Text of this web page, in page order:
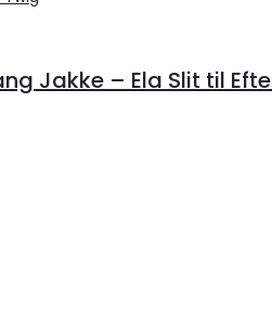
Jakke – Ela Slit til